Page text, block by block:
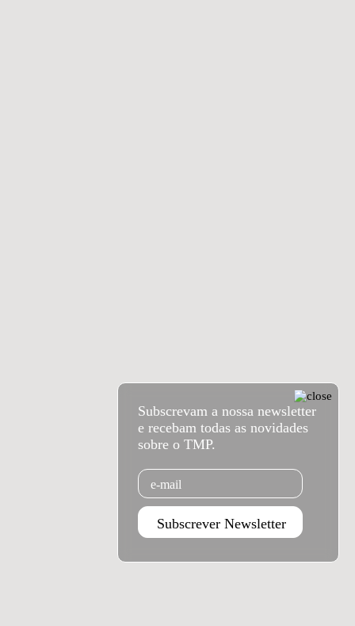
Subscrevam a nossa newsletter
e recebam todas as novidades
sobre o TMP.
Email
Subscrever Newsletter